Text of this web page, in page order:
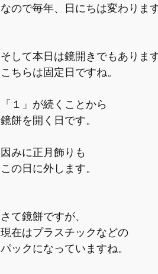
なので毎年、日にちは変わります
そして本日は鏡開きでもあります
こちらは固定日ですね。
「１」が続くことから
鏡餅を開く日です。
因みに正月飾りも
この日に外します。
さて鏡餅ですが、
現在はプラスチックなどの
パックになっていますね。